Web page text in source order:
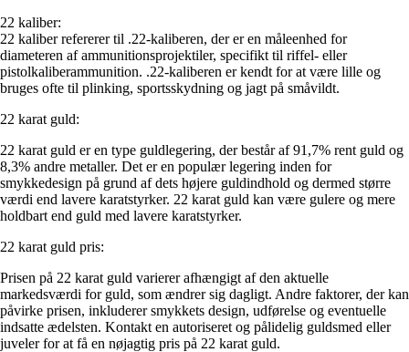
22 kaliber:
22 kaliber refererer til .22-kaliberen, der er en måleenhed for
diameteren af ammunitionsprojektiler, specifikt til riffel- eller
pistolkaliberammunition. .22-kaliberen er kendt for at være lille og
bruges ofte til plinking, sportsskydning og jagt på småvildt.
22 karat guld:
22 karat guld er en type guldlegering, der består af 91,7% rent guld og
8,3% andre metaller. Det er en populær legering inden for
smykkedesign på grund af dets højere guldindhold og dermed større
værdi end lavere karatstyrker. 22 karat guld kan være gulere og mere
holdbart end guld med lavere karatstyrker.
22 karat guld pris:
Prisen på 22 karat guld varierer afhængigt af den aktuelle
markedsværdi for guld, som ændrer sig dagligt. Andre faktorer, der kan
påvirke prisen, inkluderer smykkets design, udførelse og eventuelle
indsatte ædelsten. Kontakt en autoriseret og pålidelig guldsmed eller
juveler for at få en nøjagtig pris på 22 karat guld.